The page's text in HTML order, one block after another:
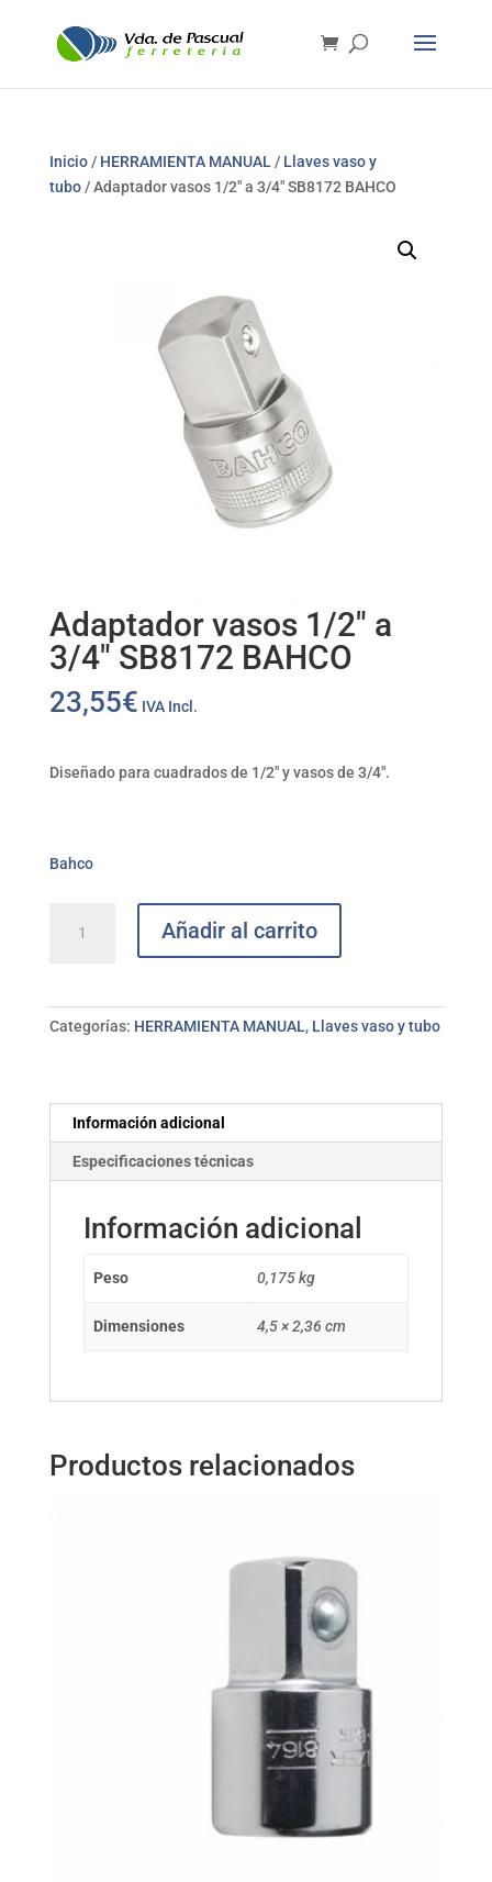
Inicio/ HERRAMIENTA MANUAL / Llaves vaso y
tubo/ Adaptador vasos 1/2″ a 3/4″ SB8172 BAHCO
Adaptador vasos 1/2″ a
3/4″ SB8172 BAHCO
23,55€ IVA Incl.
Diseñado para cuadrados de 1/2″ y vasos de 3/4″.
Bahco
vasos
SB8172
Añadir al carrito
Categorías: HERRAMIENTA MANUAL, Llaves vaso y tubo
Información adicional
Especificaciones técnicas
Información adicional
Peso 0,175 kg
Dimensiones 4,5 × 2,36 cm
Productos relacionados